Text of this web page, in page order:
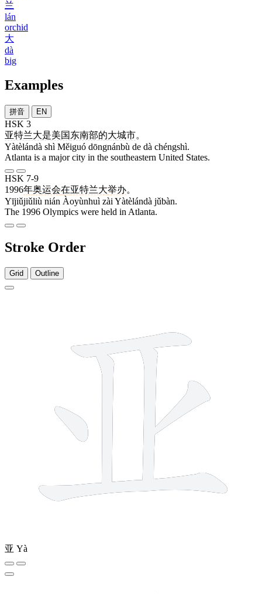
兰
lán
orchid
大
dà
big
Examples
拼音 EN
HSK 3
亚特兰大是美国东南部的大城市。
Yàtèlándà shì Měiguó dōngnánbù de dà chéngshì.
Atlanta is a major city in the southeastern United States.
HSK 7-9
1996年奥运会在亚特兰大举办。
Yījiǔjiǔliù nián Àoyùnhuì zài Yàtèlándà jǔbàn.
The 1996 Olympics were held in Atlanta.
Stroke Order
Grid Outline
亚 Yà